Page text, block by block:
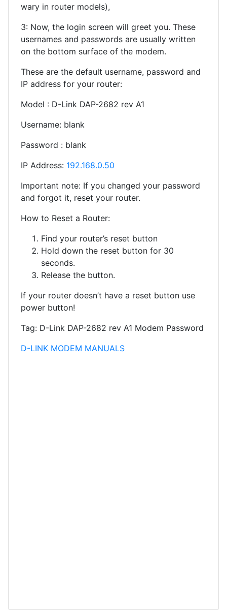
wary in router models),
3: Now, the login screen will greet you. These
usernames and passwords are usually written
on the bottom surface of the modem.
These are the default username, password and
IP address for your router:
Model : D-Link DAP-2682 rev A1
Username: blank
Password : blank
IP Address: 192.168.0.50
Important note: If you changed your password
and forgot it, reset your router.
How to Reset a Router:
Find your router’s reset button
Hold down the reset button for 30
seconds.
Release the button.
If your router doesn’t have a reset button use
power button!
Tag: D-Link DAP-2682 rev A1 Modem Password
D-LINK MODEM MANUALS